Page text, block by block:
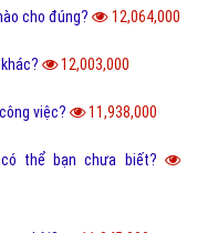
cho đúng? 12,064,000
12,003,000
việc? 11,938,000
thể bạn chưa biết?